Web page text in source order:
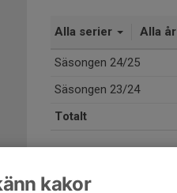
Alla serier Alla år
Säsongen 24/25
Säsongen 23/24
Totalt
kakor